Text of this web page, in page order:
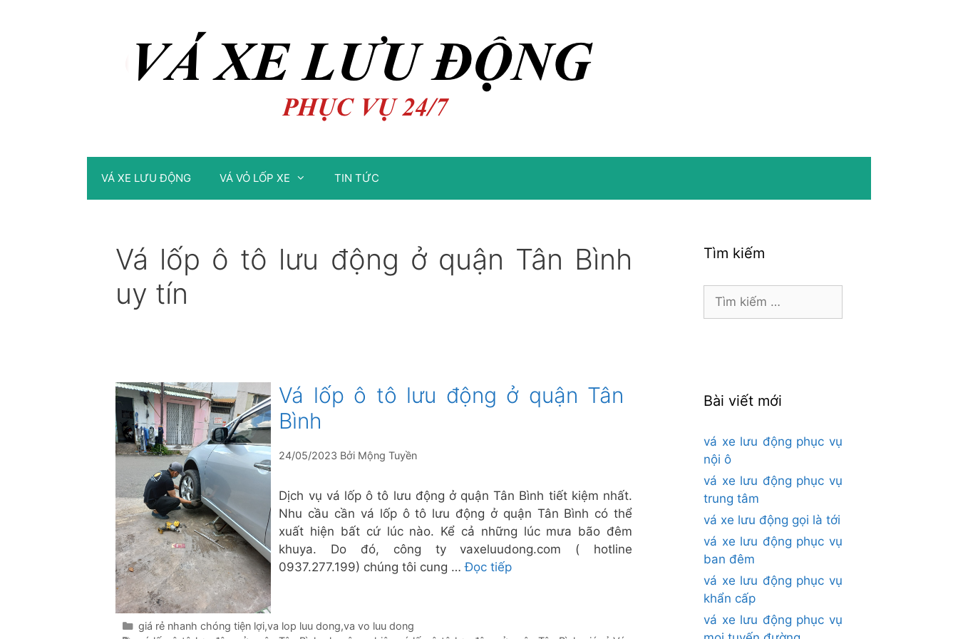
VÁ XE LƯU ĐỘNG VÁ VỎ LỐP XE TIN TỨC
Vá lốp ô tô lưu động ở quận Tân Bình
uy tín
Vá lốp ô tô lưu động ở quận Tân
Bình
24/05/2023 Bởi Mộng Tuyền
Dịch vụ vá lốp ô tô lưu động ở quận Tân Bình tiết kiệm nhất.
Nhu cầu cần vá lốp ô tô lưu động ở quận Tân Bình có thể
xuất hiện bất cứ lúc nào. Kể cả những lúc mưa bão đêm
khuya. Do đó, công ty vaxeluudong.com ( hotline
0937.277.199) chúng tôi cung …Đọc tiếp
Danh
giá rẻ nhanh chóng tiện lợi,va lop luu dong,va vo luu dong
Tìm kiếm
Tìm
Bài viết mới
vá xe lưu động phục vụ
nội ô
vá xe lưu động phục vụ
trung tâm
vá xe lưu động gọi là tới
vá xe lưu động phục vụ
ban đêm
vá xe lưu động phục vụ
khẩn cấp
vá xe lưu động phục vụ